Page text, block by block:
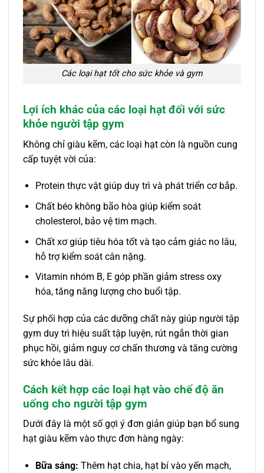
Các loại hạt tốt cho sức khỏe và gym
Lợi ích khác của các loại hạt đối với sức
khỏe người tập gym
Không chỉ giàu kẽm, các loại hạt còn là nguồn cung
cấp tuyệt vời của:
Protein thực vật giúp duy trì và phát triển cơ bắp.
Chất béo không bão hòa giúp kiểm soát
cholesterol, bảo vệ tim mạch.
Chất xơ giúp tiêu hóa tốt và tạo cảm giác no lâu,
hỗ trợ kiểm soát cân nặng.
Vitamin nhóm B, E góp phần giảm stress oxy
hóa, tăng năng lượng cho buổi tập.
Sự phối hợp của các dưỡng chất này giúp người tập
gym duy trì hiệu suất tập luyện, rút ngắn thời gian
phục hồi, giảm nguy cơ chấn thương và tăng cường
sức khỏe lâu dài.
Cách kết hợp các loại hạt vào chế độ ăn
uống cho người tập gym
Dưới đây là một số gợi ý đơn giản giúp bạn bổ sung
hạt giàu kẽm vào thực đơn hàng ngày:
Bữa sáng: Thêm hạt chia, hạt bí vào yến mạch,